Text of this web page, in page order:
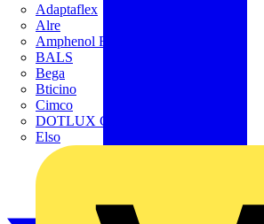
Adaptaflex
Alre
Amphenol FTG
BALS
Bega
Bticino
Cimco
DOTLUX GmbH
Elso